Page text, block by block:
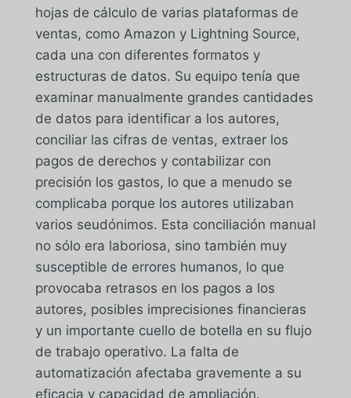
hojas de cálculo de varias plataformas de
ventas, como Amazon y Lightning Source,
cada una con diferentes formatos y
estructuras de datos. Su equipo tenía que
examinar manualmente grandes cantidades
de datos para identificar a los autores,
conciliar las cifras de ventas, extraer los
pagos de derechos y contabilizar con
precisión los gastos, lo que a menudo se
complicaba porque los autores utilizaban
varios seudónimos. Esta conciliación manual
no sólo era laboriosa, sino también muy
susceptible de errores humanos, lo que
provocaba retrasos en los pagos a los
autores, posibles imprecisiones financieras
y un importante cuello de botella en su flujo
de trabajo operativo. La falta de
automatización afectaba gravemente a su
eficacia y capacidad de ampliación.